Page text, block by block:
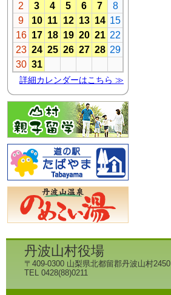
丹波山村役場
〒409-0300 山梨県北都留郡丹波山村2450
TEL 0428(88)0211